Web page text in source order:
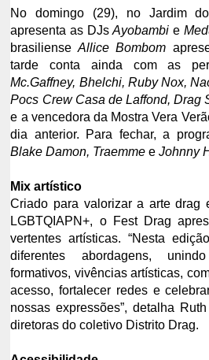
No domingo (29), no Jardim
apresenta as DJsAyobambi e
brasiliense Allice Bombom
tarde conta ainda com as
Mc.Gaffney, Bhelchi, Ruby Nox,
Pocs Crew Casa de Laffond, Drag
e a vencedora da Mostra Vera
dia anterior. Para fechar, a
Blake Damon, Traemme eJohnny
Mix artístico
Criado para valorizar a arte drag
LGBTQIAPN+, o Fest Drag
vertentes artísticas. “Nesta
diferentes abordagens,
formativos, vivências artísticas,
acesso, fortalecer redes e
nossas expressões”, detalha
diretoras do coletivo Distrito Drag.